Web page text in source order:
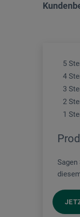
5
4
3
2
1
Sagen